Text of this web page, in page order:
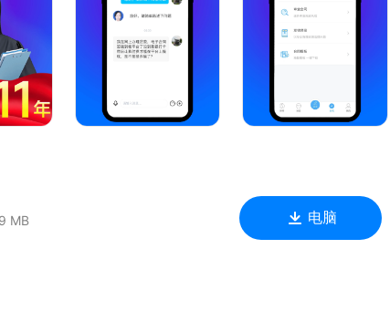
务。有法律咨询电话 24 小时免费，包括法律咨询电话、法律咨询
MB 电脑